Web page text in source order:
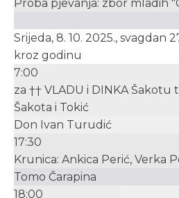
Proba pjevanja: zbor mladih
Srijeda, 8. 10. 2025., svagdan
kroz godinu
7:00
za †† VLADU i DINKA Šakotu
Šakota i Tokić
Don Ivan Turudić
17:30
Krunica: Ankica Perić, Verka
Tomo Čarapina
18:00